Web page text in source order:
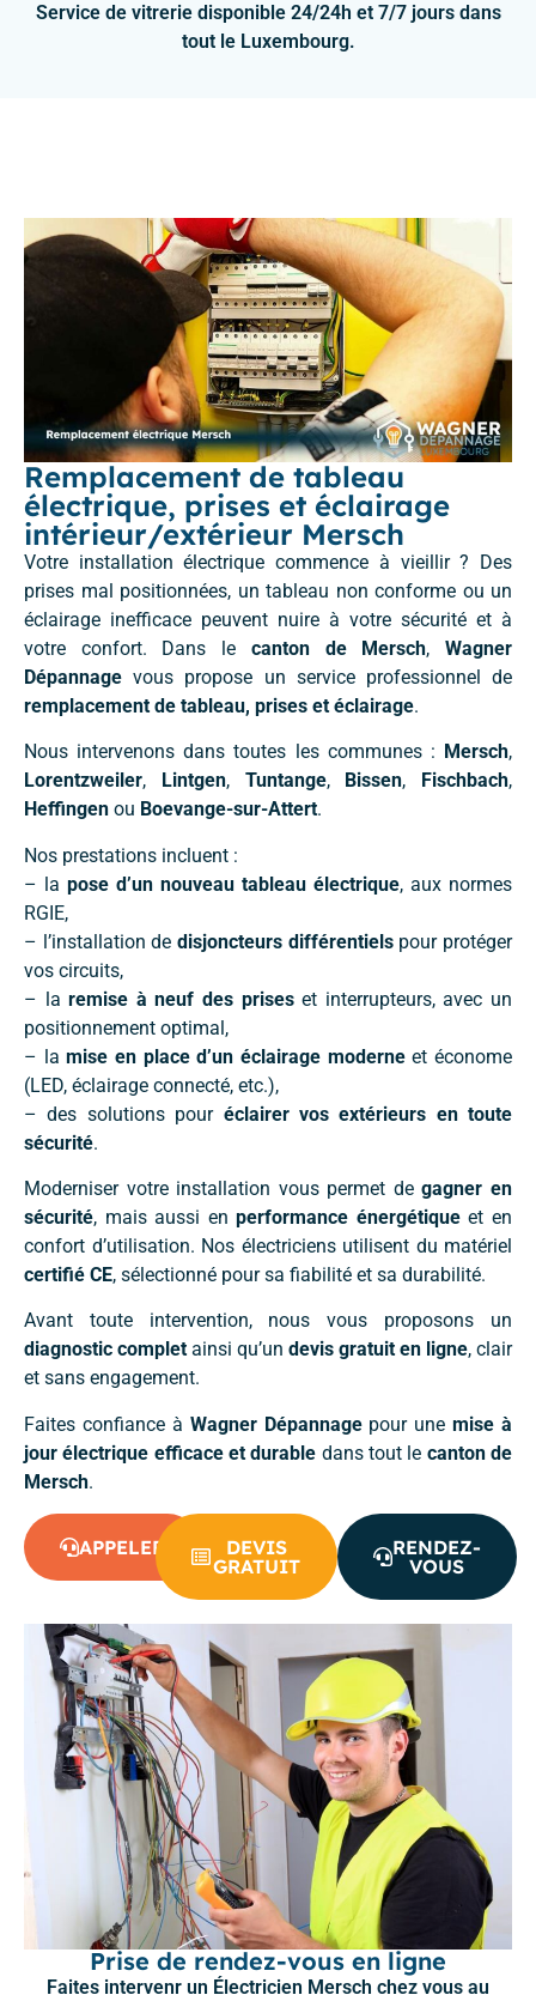
Service de vitrerie disponible 24/24h et 7/7 jours dans
tout le Luxembourg.
Remplacement de tableau
électrique, prises et éclairage
intérieur/extérieur Mersch
Votre installation électrique commence à vieillir ? Des
prises mal positionnées, un tableau non conforme ou un
éclairage inefficace peuvent nuire à votre sécurité et à
votre confort. Dans le canton de Mersch,Wagner
Dépannage vous propose un service professionnel de
remplacement de tableau, prises et éclairage.
Nous intervenons dans toutes les communes : Mersch,
Lorentzweiler, Lintgen, Tuntange, Bissen, Fischbach,
Heffingen ou Boevange-sur-Attert.
Nos prestations incluent :
– la pose d’un nouveau tableau électrique, aux normes
RGIE,
– l’installation de disjoncteurs différentielspour protéger
vos circuits,
– laremise à neuf des priseset interrupteurs, avec un
positionnement optimal,
– lamise en place d’un éclairage moderneet économe
(LED, éclairage connecté, etc.),
– des solutions pour éclairer vos extérieurs en toute
sécurité.
Moderniser votre installation vous permet degagner en
sécurité, mais aussi enperformance énergétiqueet en
confort d’utilisation. Nos électriciens utilisent du matériel
certifié CE, sélectionné pour sa fiabilité et sa durabilité.
Avant toute intervention, nous vous proposons un
diagnostic complet ainsi qu’un devis gratuit en ligne, clair
et sans engagement.
Faites confiance à Wagner Dépannagepour unemise à
jour électrique efficace et durable dans tout le canton de
Mersch.
APPELER
DEVIS
GRATUIT
RENDEZ-
VOUS
Prise de rendez-vous en ligne
Faites intervenr un Électricien Mersch chez vous au